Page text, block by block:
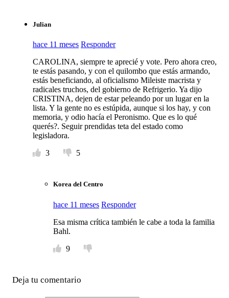
Julian
hace 11 meses Responder
CAROLINA, siempre te aprecié y vote. Pero ahora creo,
te estás pasando, y con el quilombo que estás armando,
estás beneficiando, al oficialismo Mileiste macrista y
radicales truchos, del gobierno de Refrigerio. Ya dijo
CRISTINA, dejen de estar peleando por un lugar en la
lista. Y la gente no es estúpida, aunque si los hay, y con
memoria, y odio hacía el Peronismo. Que es lo qué
querés?. Seguir prendidas teta del estado como
legisladora.
3
5
Korea del Centro
hace 11 meses Responder
Esa misma crítica también le cabe a toda la familia
Bahl.
9
Deja tu comentario